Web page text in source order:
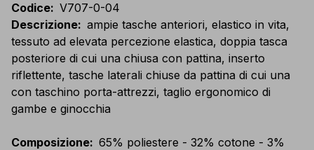
Codice: V707-0-04
Descrizione: ampie tasche anteriori, elastico in vita,
tessuto ad elevata percezione elastica, doppia tasca
posteriore di cui una chiusa con pattina, inserto
riflettente, tasche laterali chiuse da pattina di cui una
con taschino porta-attrezzi, taglio ergonomico di
gambe e ginocchia
Composizione: 65% poliestere - 32% cotone - 3%